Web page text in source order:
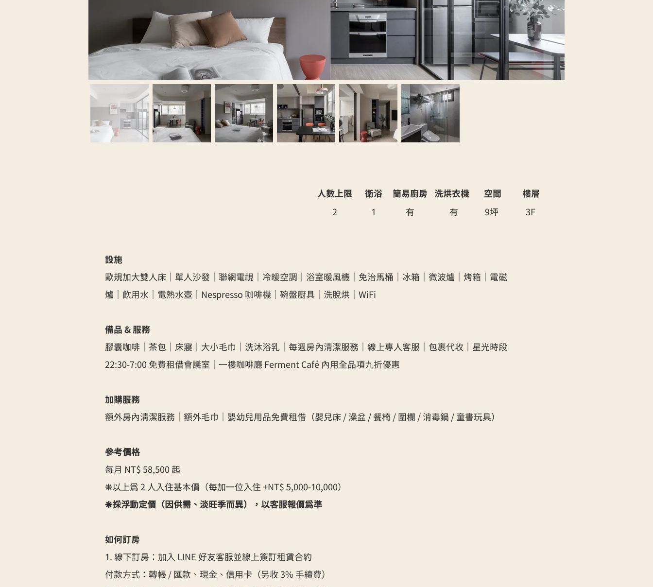
人數上限
2
​衛浴 簡易​廚房 洗烘衣機
1 有 有
​空間
9坪
樓層
​3F
​設施
歐規加大雙人床｜單人沙發｜聯網電視｜冷暖空調｜浴室暖風機｜免治馬桶｜冰箱｜微波爐｜烤箱｜電磁
爐｜飲用水｜電熱水壺｜Nespresso 咖啡機｜碗盤廚具｜洗脫烘｜WiFi
備品 & 服務
膠囊咖啡｜茶包｜床寢｜大小毛巾｜洗沐浴乳｜每週房內清潔服務｜線上專人客服｜ 包裹代收｜ 星光時段
22:30-7:00 免費租借會議室｜一樓咖啡廳 Ferment Café 內用全品項九折優惠
加購服務
額外房內清潔服務｜額外毛巾｜嬰幼兒用品免費租借（嬰兒床 / 澡盆 / 餐椅 / 圍欄 / 消毒鍋 / 童書玩具）
參考價格​
每月 NT$ 58,500 起
❋以上為 2 人入住基本價（每加一位入住 +NT$ 5,000-10,000）
❋採浮動定價（因供需、淡旺季而異），以客服報價為準​
​如何訂房
1. 線下訂房：加入 LINE 好友客服並線上簽訂租賃合約
付款方式：轉帳 / 匯款、現金、信用卡（另收 3% 手續費）​